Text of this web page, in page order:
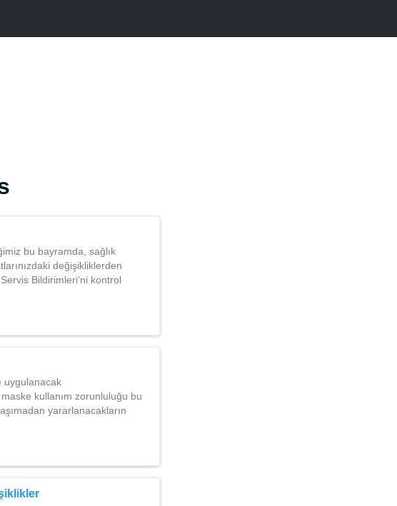
bu bayramda, sağlık
değişikliklerden
Bildirimleri’ni kontrol
uygulanacak
kullanım zorunluluğu bu
yararlanacakların